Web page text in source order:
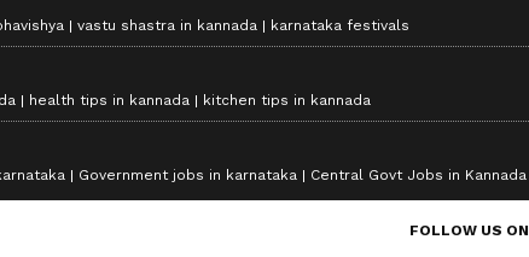
vastu shastra in kannada karnataka festivals
health tips in kannada kitchen tips in kannada
Government jobs in karnataka Central Govt Jobs in Kannada
FOLLOW US ON